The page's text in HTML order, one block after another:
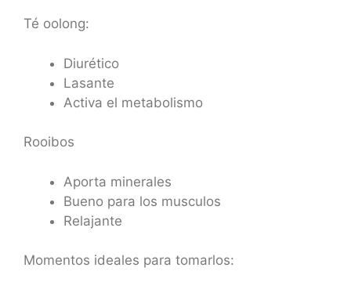
Té oolong:
Diurético
Lasante
Activa el metabolismo
Rooibos
Aporta minerales
Bueno para los musculos
Relajante
Momentos ideales para tomarlos: